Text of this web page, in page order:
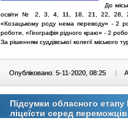
До
освіти № 2, 3, 4, 11, 18, 21, 22, 28,
«Козацькому роду нема переводу» - 2
роботи, «Географія рідного краю» - 2
За рішенням суддівської колегії міського
Опубліковано: 5-11-2020, 08:25 |
Підсумки обласного етапу
ліцеїсти серед переможців